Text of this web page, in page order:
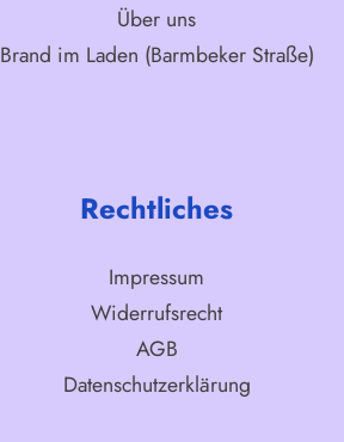
Über uns
Brand im Laden (Barmbeker Straße)
Rechtliches
Impressum
Widerrufsrecht
AGB
Datenschutzerklärung